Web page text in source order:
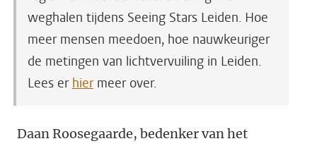
weghalen tijdens Seeing Stars Leiden. Hoe
meer mensen meedoen, hoe nauwkeuriger
de metingen van lichtvervuiling in Leiden.
Lees er hiermeer over.
Daan Roosegaarde, bedenker van het